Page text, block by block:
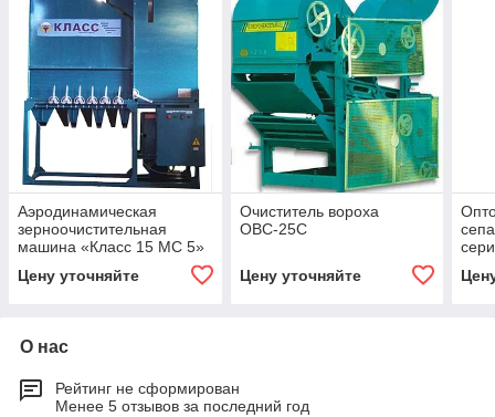
Аэродинамическая
зерноочистительная
машина «Класс 15 МС 5»
Цену уточняйте
Очиститель вороха
ОВС-25С
Цену уточняйте
О нас
Рейтинг не сформирован
Менее 5 отзывов за последний год